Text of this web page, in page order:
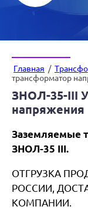
Главная /
трансформатор
ЗНОЛ-35-III
напряжения
Заземляемые
ЗНОЛ-35 III.
ОТГРУЗКА
РОССИИ,
КОМПАНИИ.